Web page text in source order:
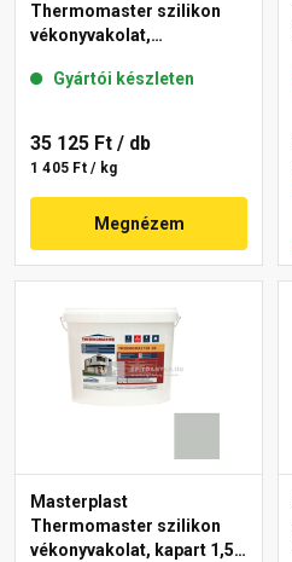
Thermomaster szilikon
vékonyvakolat,
43-D 25 kg
Gyártói készleten
35 125 Ft / db
1 405 Ft / kg
Megnézem
Masterplast
Thermomaster szilikon
vékonyvakolat, kapart 1,5